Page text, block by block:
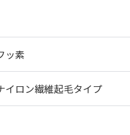
ッ素
イロン繊維起毛タイプ